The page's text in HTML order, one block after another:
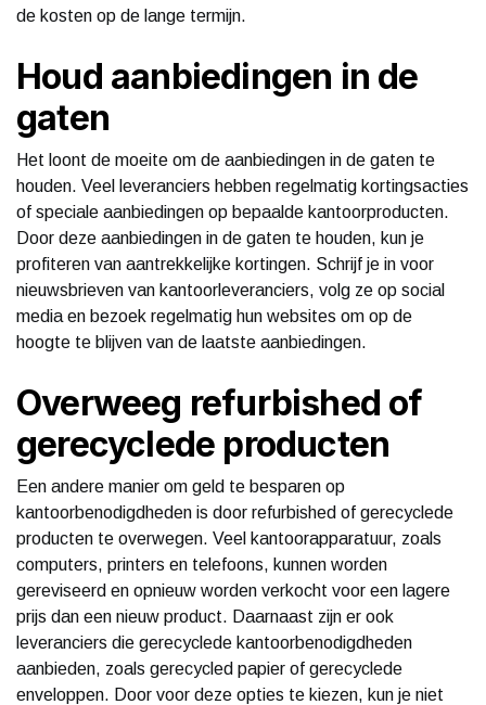
de kosten op de lange termijn.
Houd aanbiedingen in de
gaten
Het loont de moeite om de aanbiedingen in de gaten te
houden. Veel leveranciers hebben regelmatig kortingsacties
of speciale aanbiedingen op bepaalde kantoorproducten.
Door deze aanbiedingen in de gaten te houden, kun je
profiteren van aantrekkelijke kortingen. Schrijf je in voor
nieuwsbrieven van kantoorleveranciers, volg ze op social
media en bezoek regelmatig hun websites om op de
hoogte te blijven van de laatste aanbiedingen.
Overweeg refurbished of
gerecyclede producten
Een andere manier om geld te besparen op
kantoorbenodigdheden is door refurbished of gerecyclede
producten te overwegen. Veel kantoorapparatuur, zoals
computers, printers en telefoons, kunnen worden
gereviseerd en opnieuw worden verkocht voor een lagere
prijs dan een nieuw product. Daarnaast zijn er ook
leveranciers die gerecyclede kantoorbenodigdheden
aanbieden, zoals gerecycled papier of gerecyclede
enveloppen. Door voor deze opties te kiezen, kun je niet